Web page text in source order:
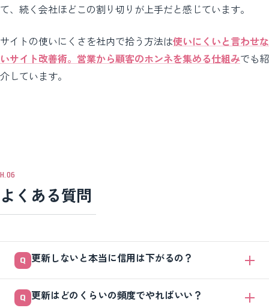
て、続く会社ほどこの割り切りが上手だと感じています。
サイトの使いにくさを社内で拾う方法は使いにくいと言わせな
いサイト改善術。営業から顧客のホンネを集める仕組みでも紹
介しています。
よくある質問
更新しないと本当に信用は下がるの？
止まっていたり、情報が事実と違ったりすると「今も動いている会社
更新はどのくらいの頻度でやればいい？